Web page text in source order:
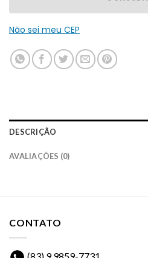
Não sei meu CEP
DESCRIÇÃO
AVALIAÇÕES (0)
CONTATO